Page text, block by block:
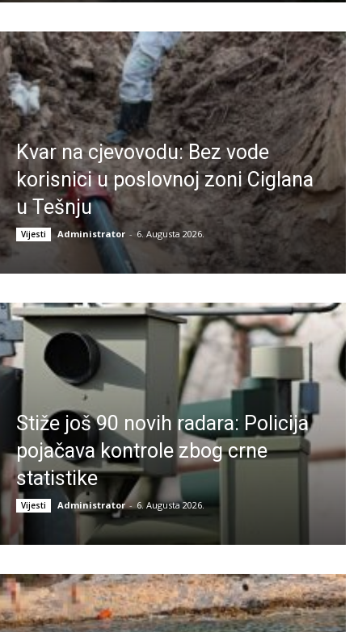
Kvar na cjevovodu: Bez vode
korisnici u poslovnoj zoni Ciglana
u Tešnju
Vijesti Administrator - 6. Augusta 2026.
Stiže još 90 novih radara: Policija
pojačava kontrole zbog crne
statistike
Vijesti Administrator - 6. Augusta 2026.